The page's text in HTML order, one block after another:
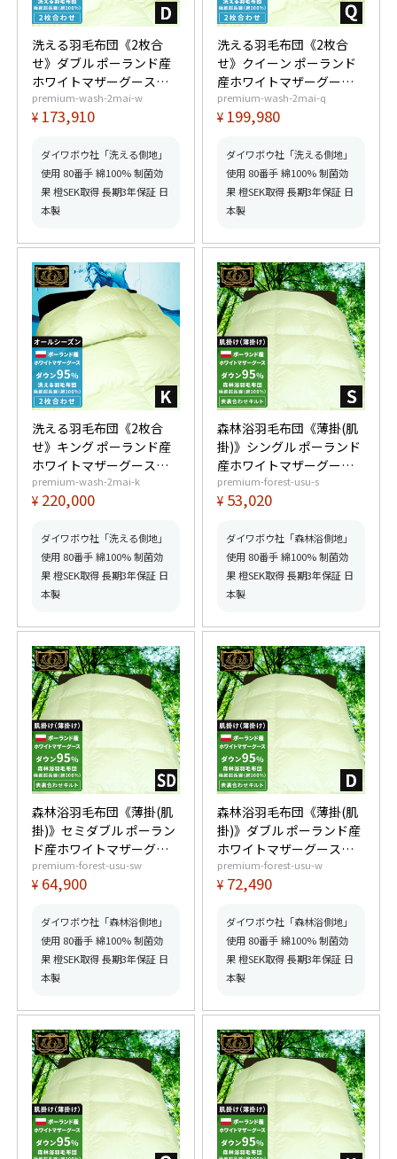
洗える羽毛布団《2枚合
せ》ダブル ポーランド産
ホワイトマザーグースダ
ウン95% (440dp以上) 合
掛1.2kg、薄掛0.65kg 【6
取得】【グッドふとんマ
ーク取得】
premium-wash-2mai-w
¥ 173,910
ダイワボウ社「洗える側地」
使用 80番手 綿100% 制菌効
果 橙SEK取得 長期3年保証 日
本製
洗える羽毛布団《2枚合
せ》クイーン ポーランド
産ホワイトマザーグース
ダウン95% (440dp以上)
合掛1.3kg、薄掛0.7kg
ド取得】【グッドふとん
マーク取得】
premium-wash-2mai-q
¥ 199,980
ダイワボウ社「洗える側地」
使用 80番手 綿100% 制菌効
果 橙SEK取得 長期3年保証 日
本製
洗える羽毛布団《2枚合
せ》キング ポーランド産
ホワイトマザーグースダ
ウン95% (440dp以上) 合
掛1.4kg、薄掛0.8kg 【6
取得】【グッドふとんマ
ーク取得】
premium-wash-2mai-k
¥ 220,000
ダイワボウ社「洗える側地」
使用 80番手 綿100% 制菌効
果 橙SEK取得 長期3年保証 日
本製
森林浴羽毛布団《薄掛(肌
掛)》シングル ポーランド
産ホワイトマザーグース
ダウン95% (440dp以上)
羽毛量0.5kg 【6つ星プレ
【グッドふとんマーク取
得】
premium-forest-usu-s
¥ 53,020
ダイワボウ社「森林浴側地」
使用 80番手 綿100% 制菌効
果 橙SEK取得 長期3年保証 日
本製
森林浴羽毛布団《薄掛(肌
掛)》セミダブル ポーラン
ド産ホワイトマザーグー
スダウン95% (440dp以
上) 羽毛量0.6kg 【6つ星
得】【グッドふとんマー
ク取得】
premium-forest-usu-sw
¥ 64,900
ダイワボウ社「森林浴側地」
使用 80番手 綿100% 制菌効
果 橙SEK取得 長期3年保証 日
本製
森林浴羽毛布団《薄掛(肌
掛)》ダブル ポーランド産
ホワイトマザーグースダ
ウン95% (440dp以上) 羽
毛量0.65kg 【6つ星プレ
【グッドふとんマーク取
得】
premium-forest-usu-w
¥ 72,490
ダイワボウ社「森林浴側地」
使用 80番手 綿100% 制菌効
果 橙SEK取得 長期3年保証 日
本製